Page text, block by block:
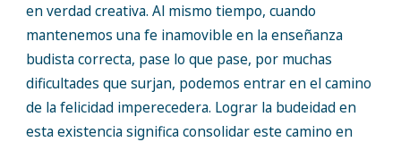
en verdad creativa. Al mismo tiempo, cuando
mantenemos una fe inamovible en la enseñanza
budista correcta, pase lo que pase, por muchas
dificultades que surjan, podemos entrar en el camino
de la felicidad imperecedera. Lograr la budeidad en
esta existencia significa consolidar este camino en